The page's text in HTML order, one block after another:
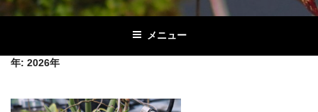
メニュー
年: 2026年